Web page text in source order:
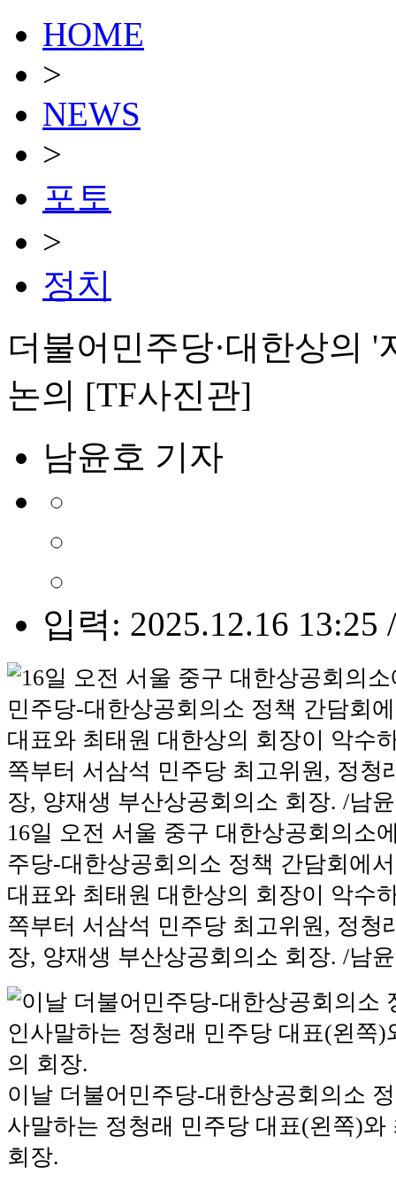
HOME
>
NEWS
>
포토
>
정치
더불어민주당·대한상의
논의 [TF사진관]
남윤호 기자
입력: 2025.12.16 13:25
16일 오전 서울 중구 대한상공회의소
주당-대한상공회의소 정책 간담회에
대표와 최태원 대한상의 회장이 악수
쪽부터 서삼석 민주당 최고위원, 정청
장, 양재생 부산상공회의소 회장. /남
이날 더불어민주당-대한상공회의소
사말하는 정청래 민주당 대표(왼쪽)와
회장.